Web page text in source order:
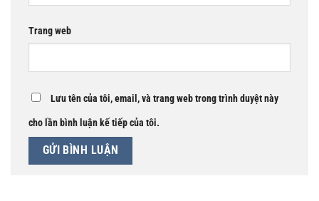
Trang web
Lưu tên của tôi, email, và trang web trong trình duyệt này
cho lần bình luận kế tiếp của tôi.